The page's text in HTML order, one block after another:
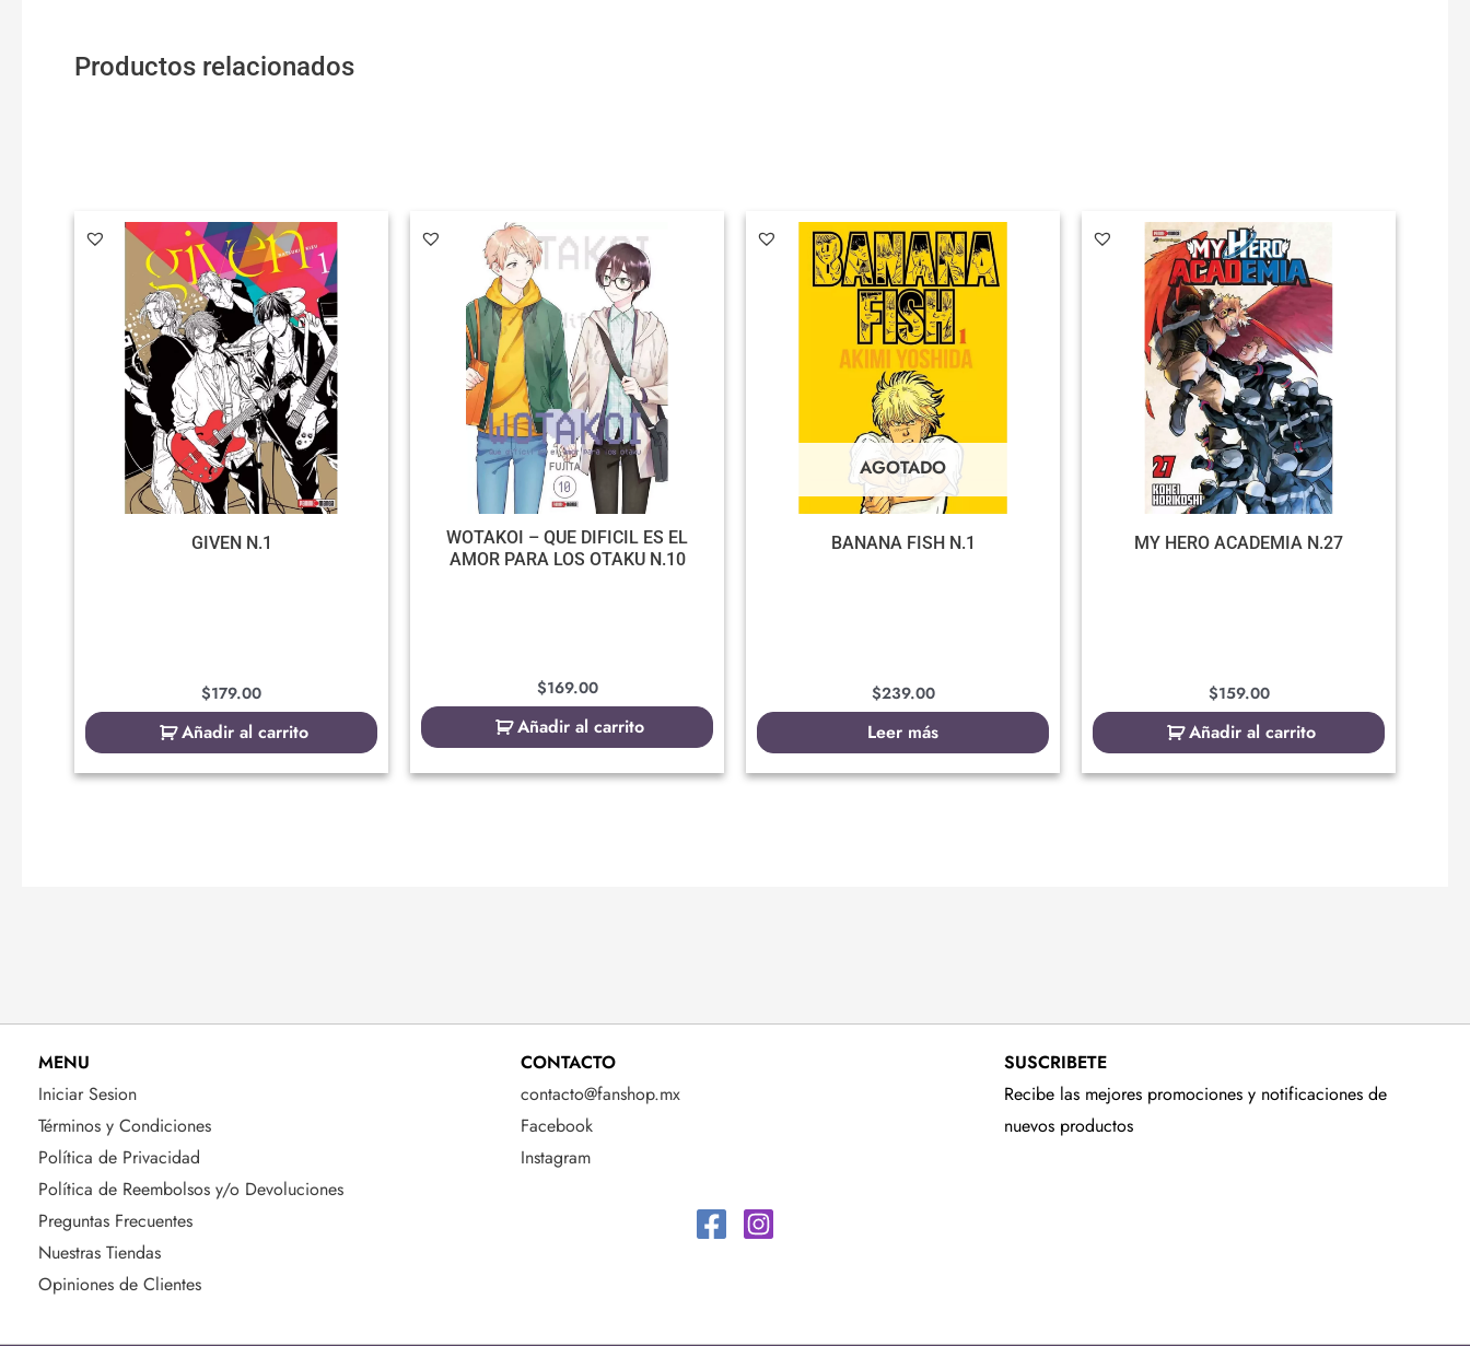
Productos relacionados
GIVEN N.1
$179.00
Añadir al carrito
WOTAKOI – QUE DIFICIL ES EL
AMOR PARA LOS OTAKU N.10
$169.00
Añadir al carrito
AGOTADO
BANANA FISH N.1
$239.00
Leer más
MY HERO ACADEMIA N.27
$159.00
Añadir al carrito
MENU
Iniciar Sesion
Términos y Condiciones
Política de Privacidad
Política de Reembolsos y/o Devoluciones
Preguntas Frecuentes
Nuestras Tiendas
Opiniones de Clientes
CONTACTO
contacto@fanshop.mx
Facebook
Instagram
SUSCRIBETE
Recibe las mejores promociones y notificaciones de
nuevos productos